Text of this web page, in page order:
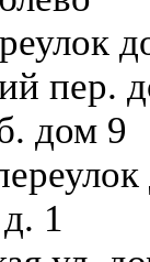
пер.
дом 9
1